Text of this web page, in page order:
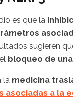
es que la
sugieren
bloqueo de
la medicina
asociadas a la